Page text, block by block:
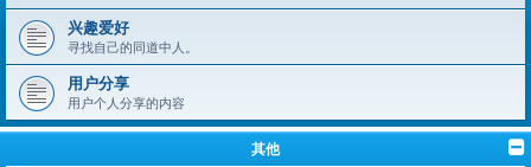
兴趣爱好​​
寻找自己的同道中人。​​
用户分享
用户个人分享的内容
其他